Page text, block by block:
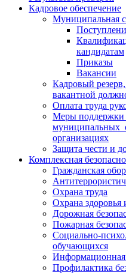
Кадровое обеспечение
Муниципальная
кандидатам
Приказы
Вакансии
Кадровый
вакантной
Оплата труда
Меры поддержки
муниципальных
организациях
Защита чести и
Комплексная
Гражданская
Охрана труда
Охрана
Дорожная
Пожарная
Социально-
обучающихся
Информационная
Профилактика